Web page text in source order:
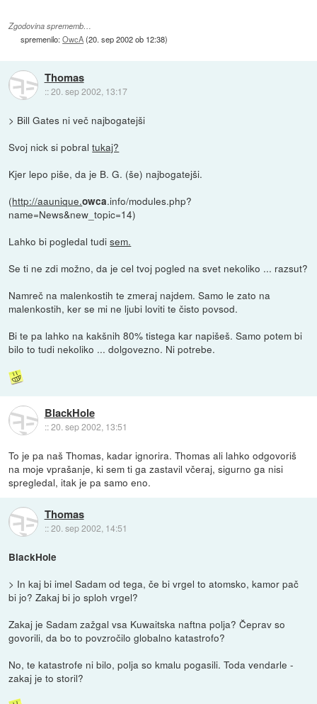
Zgodovina sprememb…
spremenilo:OwcA(20. sep 2002 ob 12:38)
Thomas
::20. sep 2002, 13:17
> Bill Gates ni več najbogatejši
Svoj nick si pobraltukaj?
Kjer lepo piše, da je B. G. (še) najbogatejši.
(http://aaunique.owca.info/modules.php?
name=News&new_topic=14)
Lahko bi pogledal tudisem.
Se ti ne zdi možno, da je cel tvoj pogled na svet nekoliko ... razsut?
Namreč na malenkostih te zmeraj najdem. Samo le zato na
malenkostih, ker se mi ne ljubi loviti te čisto povsod.
Bi te pa lahko na kakšnih 80% tistega kar napišeš. Samo potem bi
bilo to tudi nekoliko ... dolgovezno. Ni potrebe.
BlackHole
::20. sep 2002, 13:51
To je pa naš Thomas, kadar ignorira. Thomas ali lahko odgovoriš
na moje vprašanje, ki sem ti ga zastavil včeraj, sigurno ga nisi
spregledal, itak je pa samo eno.
Thomas
::20. sep 2002, 14:51
BlackHole
> In kaj bi imel Sadam od tega, če bi vrgel to atomsko, kamor pač
bi jo? Zakaj bi jo sploh vrgel?
Zakaj je Sadam zažgal vsa Kuwaitska naftna polja? Čeprav so
govorili, da bo to povzročilo globalno katastrofo?
No, te katastrofe ni bilo, polja so kmalu pogasili. Toda vendarle -
zakaj je to storil?